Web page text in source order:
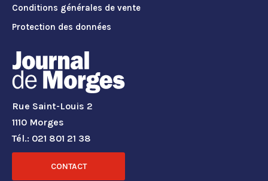
Conditions générales de vente
Protection des données
Rue Saint-Louis 2
1110 Morges
Tél.: 021 801 21 38
CONTACT